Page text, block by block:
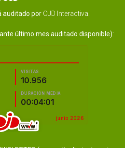
auditado por OJD Interactiva
último mes auditado disponible):